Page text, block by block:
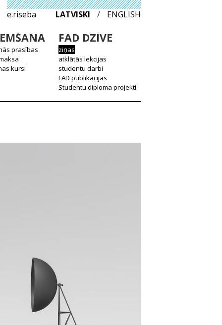
e.riseba LATVISKI / ENGLISH
prasības
kursi
FAD DZĪVE
ziņas
atklātās lekcijas
studentu darbi
FAD publikācijas
Studentu diploma projekti